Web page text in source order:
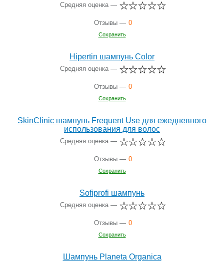
Средняя оценка —
Отзывы — 0
Сохранить
Hipertin шампунь Color
Средняя оценка —
Отзывы — 0
Сохранить
SkinClinic шампунь Frequent Use для ежедневного
использования для волос
Средняя оценка —
Отзывы — 0
Сохранить
Sofiprofi шампунь
Средняя оценка —
Отзывы — 0
Сохранить
Шампунь Planeta Organica